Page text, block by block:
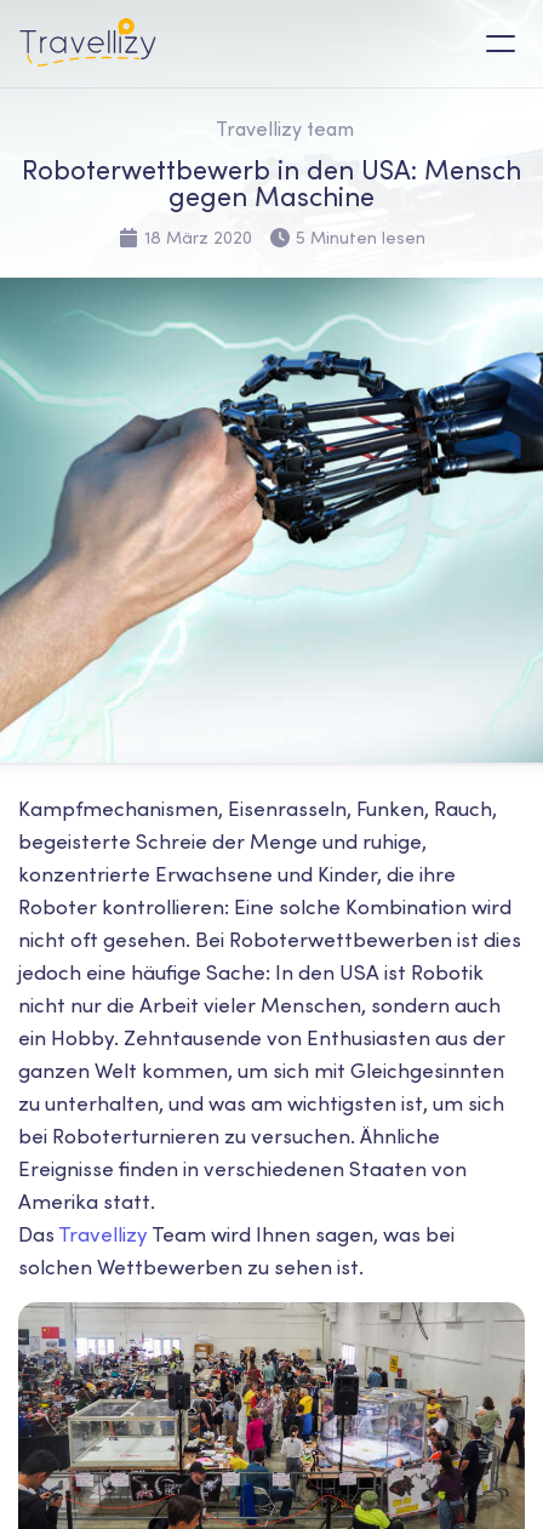
Travellizy team
Roboterwettbewerb in den USA: Mensch
gegen Maschine
18 März 2020 5 Minuten lesen
Kampfmechanismen, Eisenrasseln, Funken, Rauch,
begeisterte Schreie der Menge und ruhige,
konzentrierte Erwachsene und Kinder, die ihre
Roboter kontrollieren: Eine solche Kombination wird
nicht oft gesehen. Bei Roboterwettbewerben ist dies
jedoch eine häufige Sache: In den USA ist Robotik
nicht nur die Arbeit vieler Menschen, sondern auch
ein Hobby. Zehntausende von Enthusiasten aus der
ganzen Welt kommen, um sich mit Gleichgesinnten
zu unterhalten, und was am wichtigsten ist, um sich
bei Roboterturnieren zu versuchen. Ähnliche
Ereignisse finden in verschiedenen Staaten von
Amerika statt.
Das Travellizy Team wird Ihnen sagen, was bei
solchen Wettbewerben zu sehen ist.